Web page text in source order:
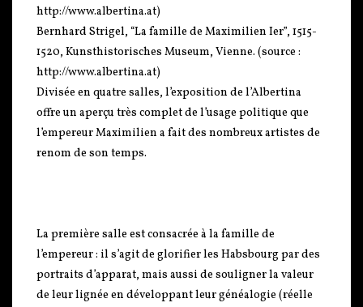
Bernhard Strigel, “La famille de Maximilien Ier”, 1515-
1520, Kunsthistorisches Museum, Vienne. (source :
http://www.albertina.at)
Divisée en quatre salles, l’exposition de l’Albertina
offre un aperçu très complet de l’usage politique que
l’empereur Maximilien a fait des nombreux artistes de
renom de son temps.
La première salle est consacrée à la famille de
l’empereur : il s’agit de glorifier les Habsbourg par des
portraits d’apparat, mais aussi de souligner la valeur
de leur lignée en développant leur généalogie (réelle